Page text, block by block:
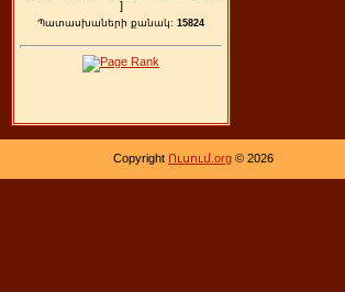
]
Պատասխաների քանակ: 15824
Copyright Ուսում.org © 2026